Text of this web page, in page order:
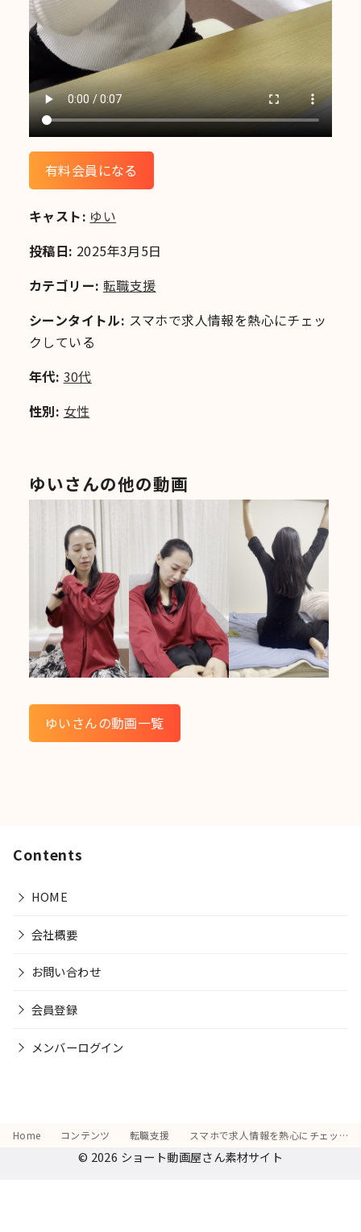
有料会員になる
キャスト: ゆい
投稿日: 2025年3月5日
カテゴリー: 転職支援
シーンタイトル: スマホで求人情報を熱心にチェッ
クしている
年代: 30代
性別: 女性
ゆいさんの他の動画
ゆいさんの動画一覧
Contents
HOME
会社概要
お問い合わせ
会員登録
メンバーログイン
Home コンテンツ 転職支援 スマホで求人情報を熱心にチェックしている
© 2026 ショート動画屋さん素材サイト